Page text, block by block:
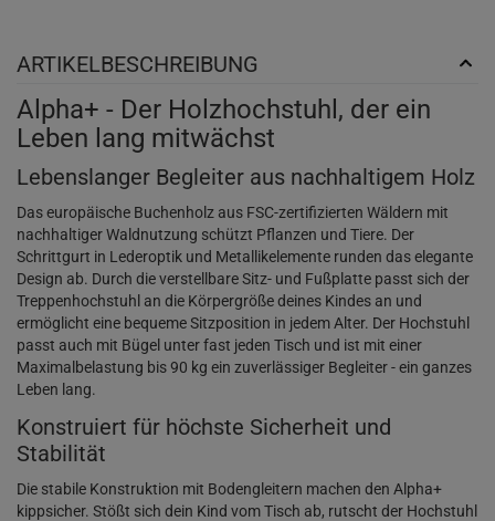
ARTIKELBESCHREIBUNG
Alpha+ - Der Holzhochstuhl, der ein
Leben lang mitwächst
Lebenslanger Begleiter aus nachhaltigem Holz
Das europäische Buchenholz aus FSC-zertifizierten Wäldern mit
nachhaltiger Waldnutzung schützt Pflanzen und Tiere. Der
Schrittgurt in Lederoptik und Metallikelemente runden das elegante
Design ab. Durch die verstellbare Sitz- und Fußplatte passt sich der
Treppenhochstuhl an die Körpergröße deines Kindes an und
ermöglicht eine bequeme Sitzposition in jedem Alter. Der Hochstuhl
passt auch mit Bügel unter fast jeden Tisch und ist mit einer
Maximalbelastung bis 90 kg ein zuverlässiger Begleiter - ein ganzes
Leben lang.
Konstruiert für höchste Sicherheit und
Stabilität
Die stabile Konstruktion mit Bodengleitern machen den Alpha+
kippsicher. Stößt sich dein Kind vom Tisch ab, rutscht der Hochstuhl